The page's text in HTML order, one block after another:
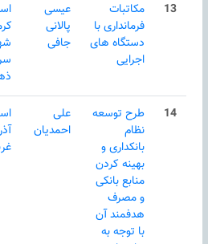
13
مکاتبات
فرمانداری با
دستگاه های
اجرایی
عیسی
پالانی
جافی
14
طرح توسعه
نظام
بانکداری و
بهینه کردن
منابع بانکی
و مصرف
هدفمند آن
با توجه به
علی
احمدیان